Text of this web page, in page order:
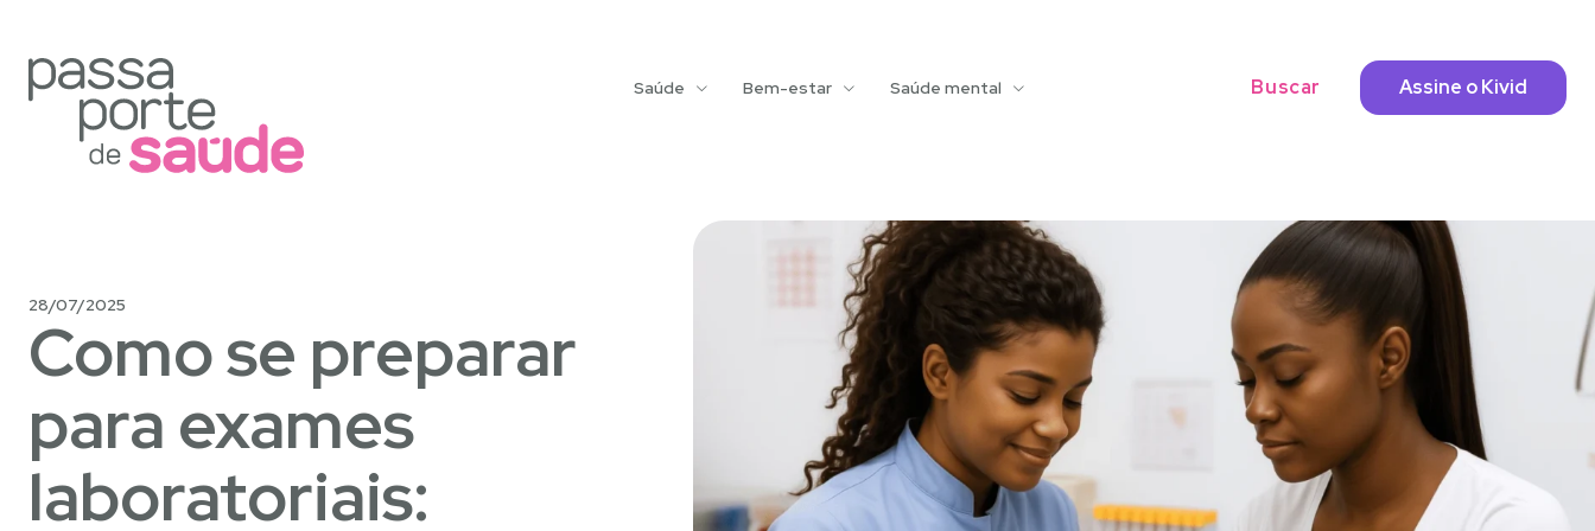
Saúde Bem-estar Saúde mental Buscar Assine o Kivid
28/07/2025
Como se preparar
para exames
laboratoriais: